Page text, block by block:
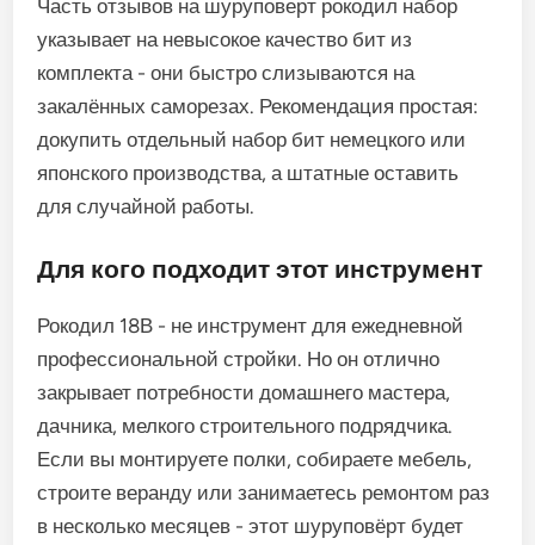
Часть отзывов на шуруповерт рокодил набор
указывает на невысокое качество бит из
комплекта - они быстро слизываются на
закалённых саморезах. Рекомендация простая:
докупить отдельный набор бит немецкого или
японского производства, а штатные оставить
для случайной работы.
Для кого подходит этот инструмент
Рокодил 18В - не инструмент для ежедневной
профессиональной стройки. Но он отлично
закрывает потребности домашнего мастера,
дачника, мелкого строительного подрядчика.
Если вы монтируете полки, собираете мебель,
строите веранду или занимаетесь ремонтом раз
в несколько месяцев - этот шуруповёрт будет